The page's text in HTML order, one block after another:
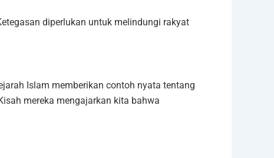
diperlukan untuk melindungi rakyat
Islam memberikan contoh nyata tentang
mereka mengajarkan kita bahwa